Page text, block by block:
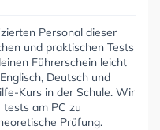
Personal dieser
und praktischen Tests
Führerschein leicht
Deutsch und
Kurs in der Schule. Wir
am PC zu
Prüfung.